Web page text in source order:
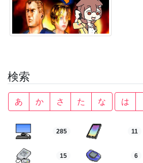
検索
あ か さ た な は
285 11
15 6